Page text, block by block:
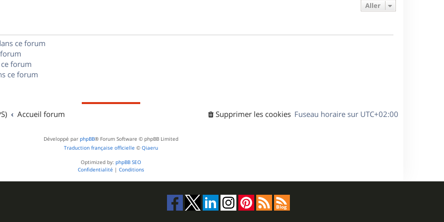
e
Aller
ce forum
forum
ce forum
Accueil forum Fuseau horaire sur UTC+02:00
Supprimer les cookies
Développé par phpBB® Forum Software © phpBB Limited
Traduction française officielle © Qiaeru
Optimized by: phpBB SEO
Confidentialité | Conditions